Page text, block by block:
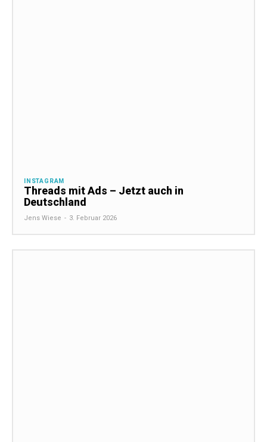
INSTAGRAM
Threads mit Ads – Jetzt auch in
Deutschland
Jens Wiese - 3. Februar 2026